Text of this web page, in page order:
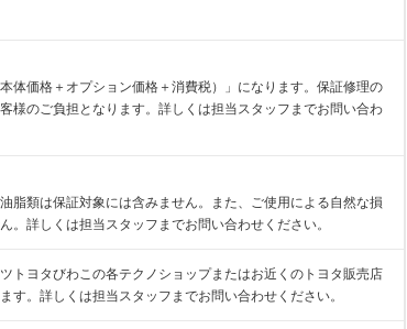
体価格＋オプション価格＋消費税）」になります。保証修理の
様のご負担となります。詳しくは担当スタッフまでお問い合わ
脂類は保証対象には含みません。また、ご使用による自然な損
。詳しくは担当スタッフまでお問い合わせください。
トヨタびわこの各テクノショップまたはお近くのトヨタ販売店
す。詳しくは担当スタッフまでお問い合わせください。